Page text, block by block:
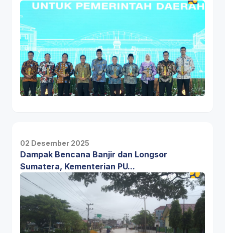
02 Desember 2025
Dampak Bencana Banjir dan Longsor
Sumatera, Kementerian PU...